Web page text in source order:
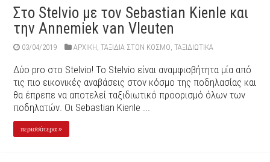
Στο Stelvio με τον Sebastian Kienle και
την Annemiek van Vleuten
03/04/2019 ΑΡΧΙΚΉ ,ΤΑΞΙΔΙΑ ΣΤΟΝ ΚΟΣΜΟ ,ΤΑΞΙΔΙΩΤΙΚΑ
Δύο pro στο Stelvio! Το Stelvio είναι αναμφισβήτητα μία από
τις πιο εικονικές αναβάσεις στον κόσμο της ποδηλασίας και
θα έπρεπε να αποτελεί ταξιδιωτικό προορισμό όλων των
ποδηλατών. Οι Sebastian Kienle ...
περισσότερα »